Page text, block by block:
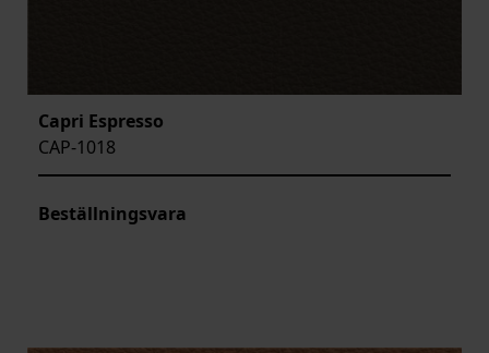
Capri Espresso
CAP-1018
Beställningsvara